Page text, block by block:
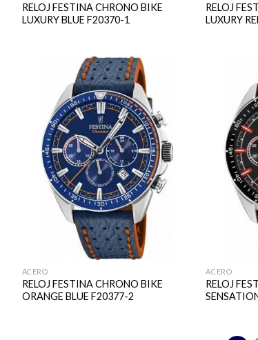
RELOJ FESTINA CHRONO BIKE
LUXURY BLUE F20370-1
RELOJ
LUXURY
ACERO
RELOJ FESTINA CHRONO BIKE
ORANGE BLUE F20377-2
ACERO
RELOJ